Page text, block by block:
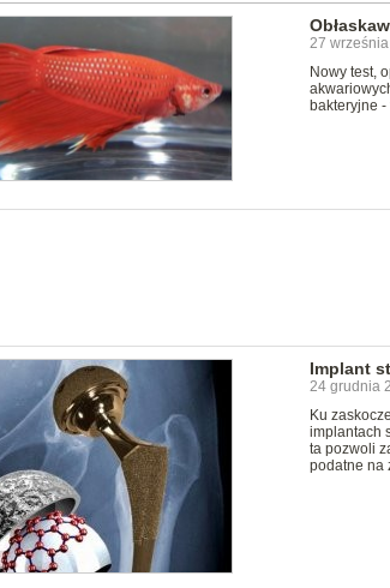
27
Nowy test,
bakteryjne
Implant
24 grudnia
Ku
implantach
ta pozwoli
podatne na